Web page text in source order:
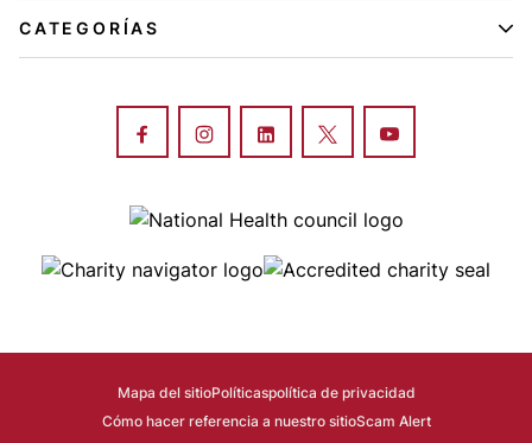
CATEGORÍAS
Image
Image Image
Mapa del sitioPolíticaspolítica de privacidad
Cómo hacer referencia a nuestro sitioScam Alert